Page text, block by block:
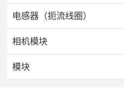
电感器（扼流线圈）
相机模块
模块